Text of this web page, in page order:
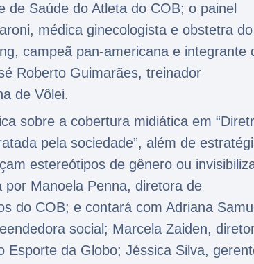
Saúde do Atleta do COB; o painel
médica ginecologista e obstetra do
campeã pan-americana e integrante
Roberto Guimarães, treinador
de Vôlei.
sobre a cobertura midiática em
pela sociedade”, além de
estereótipos de gênero ou
Manoela Penna, diretora de
do COB; e contará com Adriana
social; Marcela Zaiden,
Esporte da Globo; Jéssica Silva,